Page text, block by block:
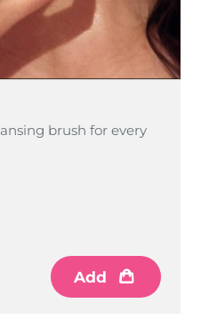
brush for every
Add